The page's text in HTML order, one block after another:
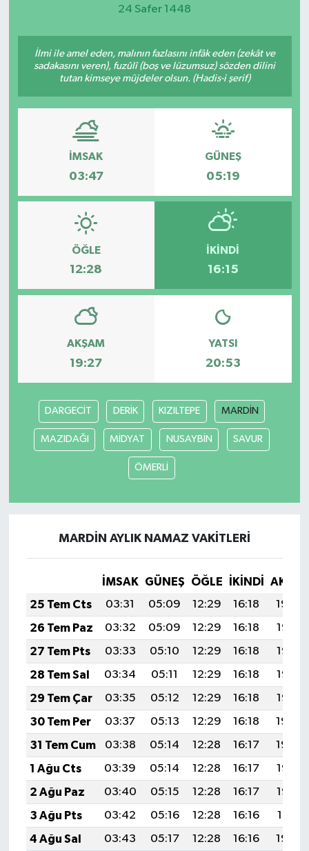
24 Safer 1448
İlmi ile amel eden, malının fazlasını infâk eden (zekât ve
sadakasını veren), fuzûlî (boş ve lüzumsuz) sözden dilini
tutan kimseye müjdeler olsun. (Hadis-i şerif)
İMSAK
03:47
GÜNEŞ
05:19
ÖĞLE
12:28
İKINDI
16:15
AKŞAM
19:27
YATSI
20:53
DARGECİT DERİK KIZILTEPE MARDİN
MAZIDAĞI MİDYAT NUSAYBİN SAVUR
ÖMERLİ
MARDİN AYLIK NAMAZ VAKITLERI
İMSAK GÜNEŞ ÖĞLE İKINDI
25 Tem Cts
03:31 05:09 12:29 16:18
19:39
26 Tem Paz
03:32 05:09 12:29 16:18
19:38
27 Tem Pts
03:33 05:10 12:29 16:18
19:37
28 Tem Sal
03:34 05:11 12:29 16:18
19:36
29 Tem Çar
03:35 05:12 12:29 16:18
19:35
30 Tem Per
03:37 05:13 12:29 16:18
19:34
31 Tem Cum
03:38 05:14 12:28 16:17
19:34
1 Ağu Cts
03:39 05:14 12:28 16:17
19:33
2 Ağu Paz
03:40 05:15 12:28 16:17
19:32
3 Ağu Pts
03:42 05:16 12:28 16:16
19:31
4 Ağu Sal
03:43 05:17 12:28 16:16
19:30
Etkinlikler